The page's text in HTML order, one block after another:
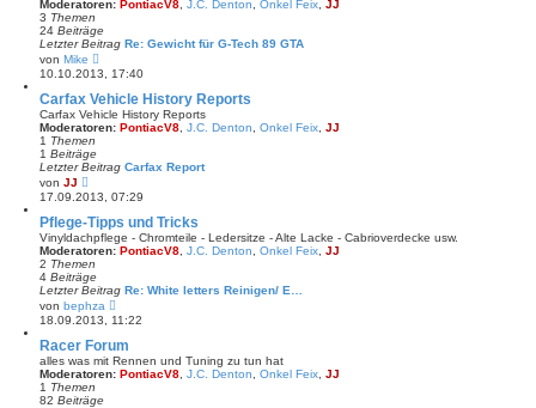
e
e
t
a
g
Moderatoren: PontiacV8 J.C. Denton Onkel Feix JJ
3 Themen
24 Beiträge
Letzter Beitrag Re: Gewicht für G-Tech 89 GTA
von Mike
e
u
e
s
t
e
B
e
t
a
g
10.10.2013, 17:40
Carfax Vehicle History Reports
Carfax Vehicle History Reports
Moderatoren: PontiacV8 J.C. Denton Onkel Feix JJ
1 Themen
1 Beiträge
Letzter Beitrag Carfax Report
von JJ
e
u
e
s
t
e
r
B
e
t
a
g
17.09.2013, 07:29
Pflege-Tipps und Tricks
Vinyldachpflege - Chromteile - Ledersitze - Alte Lacke - Cabrioverdecke usw.
Moderatoren: PontiacV8 J.C. Denton Onkel Feix JJ
2 Themen
4 Beiträge
Letzter Beitrag Re: White letters Reinigen/ E…
von bephza
e
u
e
s
t
e
18.09.2013, 11:22
Racer Forum
alles was mit Rennen und Tuning zu tun hat
Moderatoren: PontiacV8 J.C. Denton Onkel Feix JJ
1 Themen
82 Beiträge